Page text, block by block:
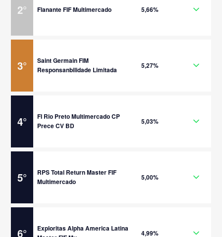
2° Flanante FIF Multimercado 5,66%
3°
Saint Germain FIM
Responsanbilidade Limitada
5,27%
4°
FI Rio Preto Multimercado CP
Prece CV BD
5,03%
5°
RPS Total Return Master FIF
Multimercado
5,00%
6°
Exploritas Alpha America Latina
4,99%